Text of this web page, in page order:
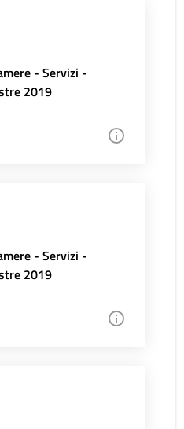
- Servizi -
2019
- Servizi -
2019